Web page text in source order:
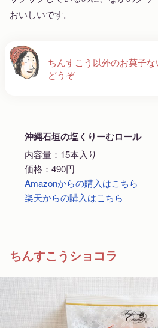
おいしいです。
ちんすこう以外のお菓子
どうぞ
沖縄石垣の塩くりーむロール
内容量：15本入り
価格：490円
Amazonからの購入はこちら
楽天からの購入はこちら
ちんすこうショコラ